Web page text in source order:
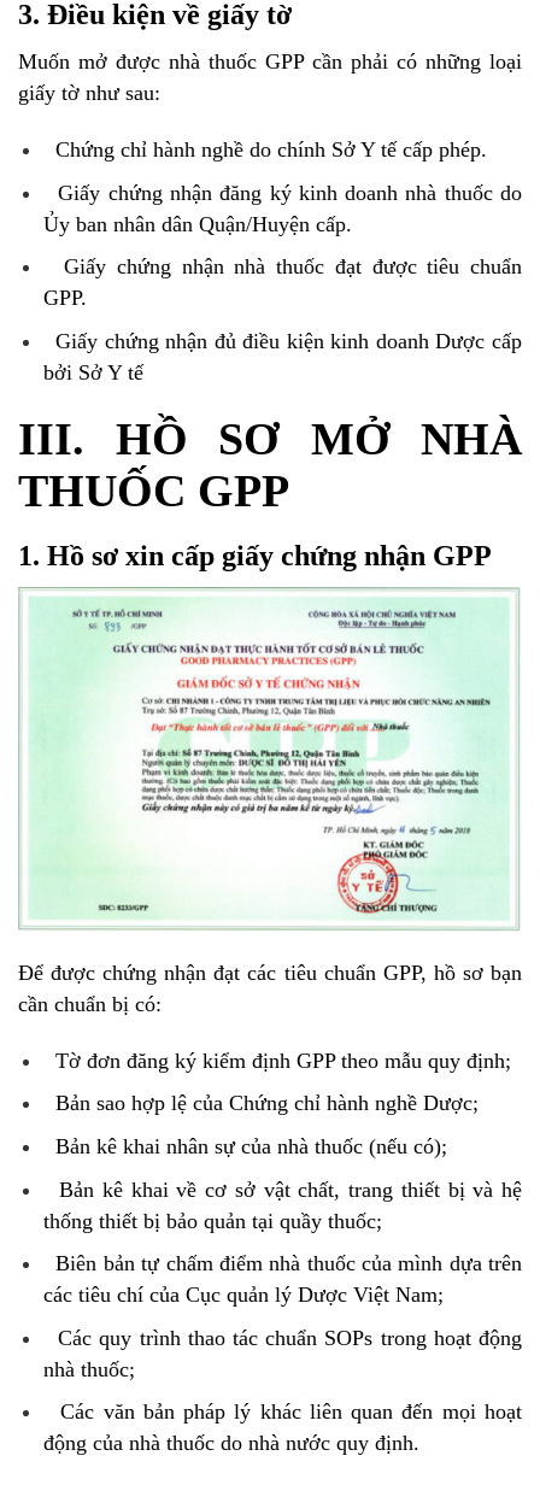
3. Điều kiện về giấy tờ
Muốn mở được nhà thuốc GPP cần phải có những loại
giấy tờ như sau:
Chứng chỉ hành nghề do chính Sở Y tế cấp phép.
Giấy chứng nhận đăng ký kinh doanh nhà thuốc do
Ủy ban nhân dân Quận/Huyện cấp.
Giấy chứng nhận nhà thuốc đạt được tiêu chuẩn
GPP.
Giấy chứng nhận đủ điều kiện kinh doanh Dược cấp
bởi Sở Y tế
III. HỒ SƠ MỞ NHÀ
THUỐC GPP
1. Hồ sơ xin cấp giấy chứng nhận GPP
Để được chứng nhận đạt các tiêu chuẩn GPP, hồ sơ bạn
cần chuẩn bị có:
Tờ đơn đăng ký kiểm định GPP theo mẫu quy định;
Bản sao hợp lệ của Chứng chỉ hành nghề Dược;
Bản kê khai nhân sự của nhà thuốc (nếu có);
Bản kê khai về cơ sở vật chất, trang thiết bị và hệ
thống thiết bị bảo quản tại quầy thuốc;
Biên bản tự chấm điểm nhà thuốc của mình dựa trên
các tiêu chí của Cục quản lý Dược Việt Nam;
Các quy trình thao tác chuẩn SOPs trong hoạt động
nhà thuốc;
Các văn bản pháp lý khác liên quan đến mọi hoạt
động của nhà thuốc do nhà nước quy định.